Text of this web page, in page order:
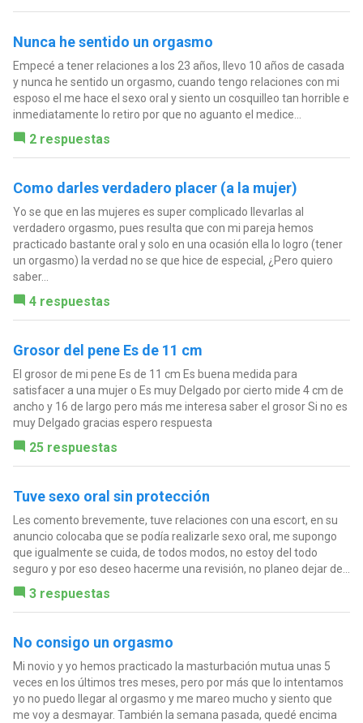
Nunca he sentido un orgasmo
Empecé a tener relaciones a los 23 años, llevo 10 años de casada
y nunca he sentido un orgasmo, cuando tengo relaciones con mi
esposo el me hace el sexo oral y siento un cosquilleo tan horrible e
inmediatamente lo retiro por que no aguanto el medice...
2 respuestas
Como darles verdadero placer (a la mujer)
Yo se que en las mujeres es super complicado llevarlas al
verdadero orgasmo, pues resulta que con mi pareja hemos
practicado bastante oral y solo en una ocasión ella lo logro (tener
un orgasmo) la verdad no se que hice de especial, ¿Pero quiero
saber...
4 respuestas
Grosor del pene Es de 11 cm
El grosor de mi pene Es de 11 cm Es buena medida para
satisfacer a una mujer o Es muy Delgado por cierto mide 4 cm de
ancho y 16 de largo pero más me interesa saber el grosor Si no es
muy Delgado gracias espero respuesta
25 respuestas
Tuve sexo oral sin protección
Les comento brevemente, tuve relaciones con una escort, en su
anuncio colocaba que se podía realizarle sexo oral, me supongo
que igualmente se cuida, de todos modos, no estoy del todo
seguro y por eso deseo hacerme una revisión, no planeo dejar de...
3 respuestas
No consigo un orgasmo
Mi novio y yo hemos practicado la masturbación mutua unas 5
veces en los últimos tres meses, pero por más que lo intentamos
yo no puedo llegar al orgasmo y me mareo mucho y siento que
me voy a desmayar. También la semana pasada, quedé encima